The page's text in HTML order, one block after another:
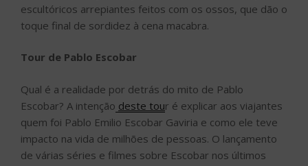
escultóricos arrepiantes feitos com os ossos, que dão o
toque final de sordidez à cena macabra.
Tour de Pablo Escobar
Qual é a realidade por detrás do mito de Pablo
Escobar? A intenção deste tour é explicar aos viajantes
quem foi Pablo Emilio Escobar Gaviria e como ele teve
impacto na vida de milhões de pessoas. O lançamento
de várias séries e filmes sobre Escobar nos últimos